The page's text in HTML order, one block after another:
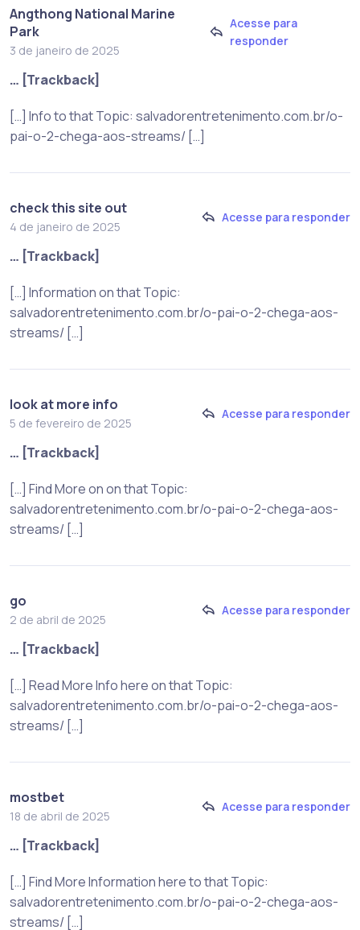
Angthong National Marine
Park
3 de janeiro de 2025
Acesse para
responder
… [Trackback]
[…] Info to that Topic: salvadorentretenimento.com.br/o-
pai-o-2-chega-aos-streams/ […]
check this site out
4 de janeiro de 2025
Acesse para responder
… [Trackback]
[…] Information on that Topic:
salvadorentretenimento.com.br/o-pai-o-2-chega-aos-
streams/ […]
look at more info
5 de fevereiro de 2025
Acesse para responder
… [Trackback]
[…] Find More on on that Topic:
salvadorentretenimento.com.br/o-pai-o-2-chega-aos-
streams/ […]
go
2 de abril de 2025
Acesse para responder
… [Trackback]
[…] Read More Info here on that Topic:
salvadorentretenimento.com.br/o-pai-o-2-chega-aos-
streams/ […]
mostbet
18 de abril de 2025
Acesse para responder
… [Trackback]
[…] Find More Information here to that Topic:
salvadorentretenimento.com.br/o-pai-o-2-chega-aos-
streams/ […]